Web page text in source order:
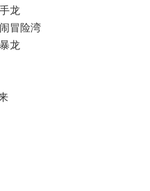
龙
冒险湾
龙